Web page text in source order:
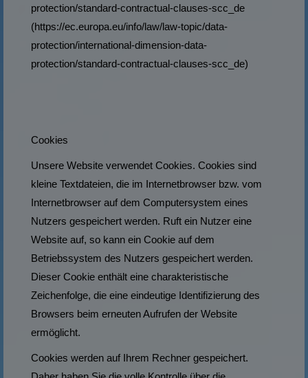
protection/standard-contractual-clauses-scc_de
(https://ec.europa.eu/info/law/law-topic/data-
protection/international-dimension-data-
protection/standard-contractual-clauses-scc_de)
Cookies
Unsere Website verwendet Cookies. Cookies sind
kleine Textdateien, die im Internetbrowser bzw. vom
Internetbrowser auf dem Computersystem eines
Nutzers gespeichert werden. Ruft ein Nutzer eine
Website auf, so kann ein Cookie auf dem
Betriebssystem des Nutzers gespeichert werden.
Dieser Cookie enthält eine charakteristische
Zeichenfolge, die eine eindeutige Identifizierung des
Browsers beim erneuten Aufrufen der Website
ermöglicht.
Cookies werden auf Ihrem Rechner gespeichert.